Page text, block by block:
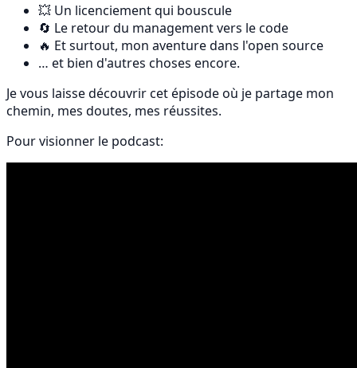
💥 Un licenciement qui bouscule
🔄 Le retour du management vers le code
🔥 Et surtout, mon aventure dans l'open source
… et bien d'autres choses encore.
Je vous laisse découvrir cet épisode où je partage mon
chemin, mes doutes, mes réussites.
Pour visionner le podcast: